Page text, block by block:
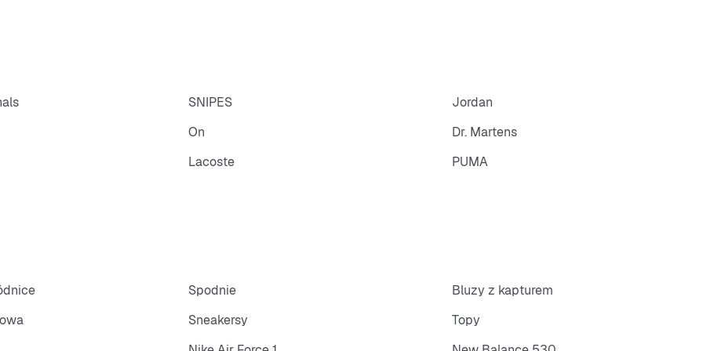
SNIPES
Jordan
On
Dr. Martens
Lacoste
PUMA
Spodnie
Bluzy z kapturem
Sneakersy
Topy